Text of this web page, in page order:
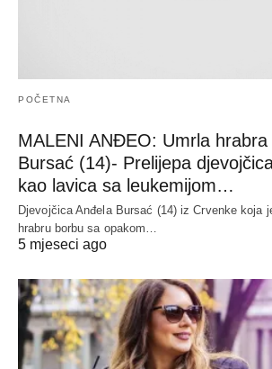
POČETNA
MALENI ANĐEO: Umrla hrabra
Bursać (14)- Prelijepa
kao lavica sa leukemijom…
Djevojčica Anđela Bursać (14) iz Crvenke koja
hrabru borbu sa opakom…
5 mjeseci ago